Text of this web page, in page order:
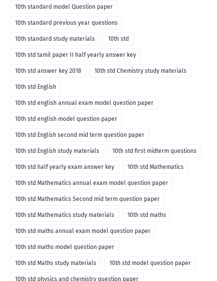
10th standard model Question paper
10th standard previous year questions
10th standard study materials 10th std
10th std tamil paper II half yearly answer key
10th std answer key 2018 10th std Chemistry study materials
10th std English
10th std english annual exam model question paper
10th std english model question paper
10th std English second mid term question paper
10th std English study materials 10th std first midterm questions
10th std half yearly exam answer key 10th std Mathematics
10th std Mathematics annual exam model question paper
10th std Mathematics Second mid term question paper
10th std Mathematics study materials 10th std maths
10th std maths annual exam model question paper
10th std maths model question paper
10th std Maths study materials 10th std model question paper
10th std physics and chemistry question paper